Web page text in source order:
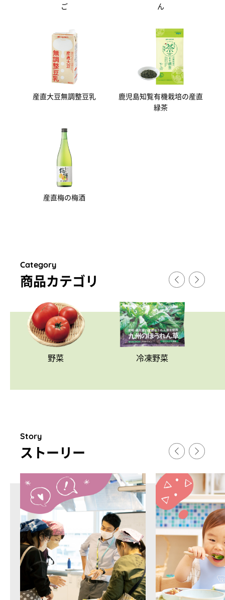
ご
ん
産直大豆無調整豆乳
鹿児島知覧有機栽培の産直
緑茶
産直梅の梅酒
Category
商品カテゴリ
野菜 冷凍野菜
Story
ストー リ ー